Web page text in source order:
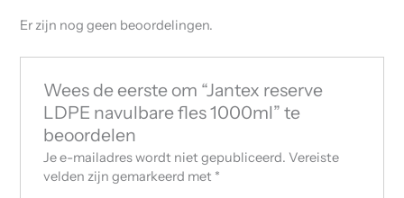
Er zijn nog geen beoordelingen.
Wees de eerste om “Jantex reserve
LDPE navulbare fles 1000ml” te
beoordelen
Je e-mailadres wordt niet gepubliceerd. Vereiste
velden zijn gemarkeerd met *